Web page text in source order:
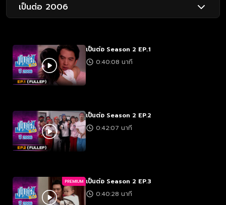
เป็นต่อ 2006
เป็นต่อ Season 2 EP..1
0:40:08 นาที
เป็นต่อ Season 2 EP.2
0:42:07 นาที
PREMIUM เป็นต่อ Season 2 EP.3
0:40:28 นาที